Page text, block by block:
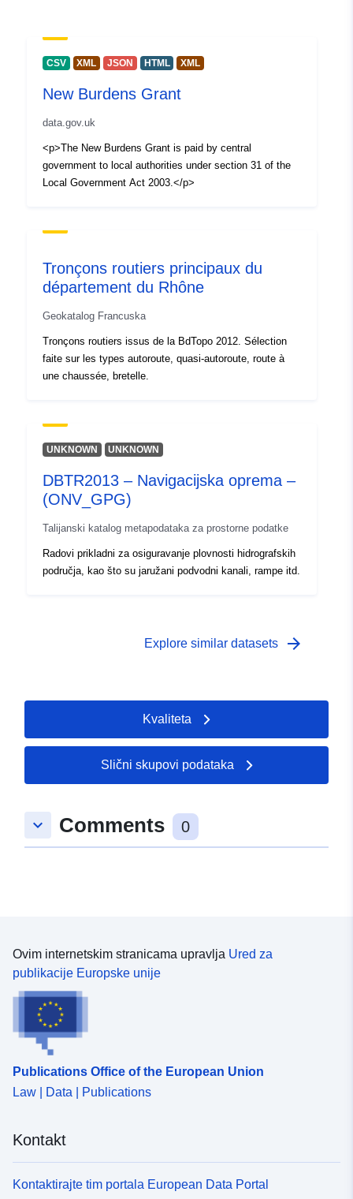
CSV XML JSON HTML XML
New Burdens Grant
data.gov.uk
<p>The New Burdens Grant is paid by central
government to local authorities under section 31 of the
Local Government Act 2003.</p>
Tronçons routiers principaux du
département du Rhône
Geokatalog Francuska
Tronçons routiers issus de la BdTopo 2012. Sélection
faite sur les types autoroute, quasi-autoroute, route à
une chaussée, bretelle.
UNKNOWN UNKNOWN
DBTR2013 – Navigacijska oprema –
(ONV_GPG)
Talijanski katalog metapodataka za prostorne podatke
Radovi prikladni za osiguravanje plovnosti hidrografskih
područja, kao što su jaružani podvodni kanali, rampe itd.
Explore similar datasets arrow_forward
Kvaliteta
Slični skupovi podataka
keyboard_arrow_down Comments 0
Ovim internetskim stranicama upravlja Ured za
publikacije Europske unije
Publications Office of the European Union
Law | Data | Publications
Kontakt
Kontaktirajte tim portala European Data Portal